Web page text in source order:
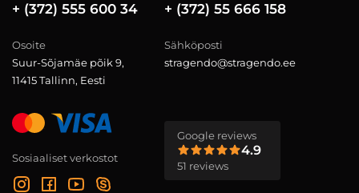
+ (372) 555 600 34 + (372) 55 666 158
Osoite
Suur-Sõjamäe põik 9,
11415 Tallinn, Eesti
Sähköposti
stragendo@stragendo.ee
Sosiaaliset verkostot
Google reviews
4.9
51 reviews